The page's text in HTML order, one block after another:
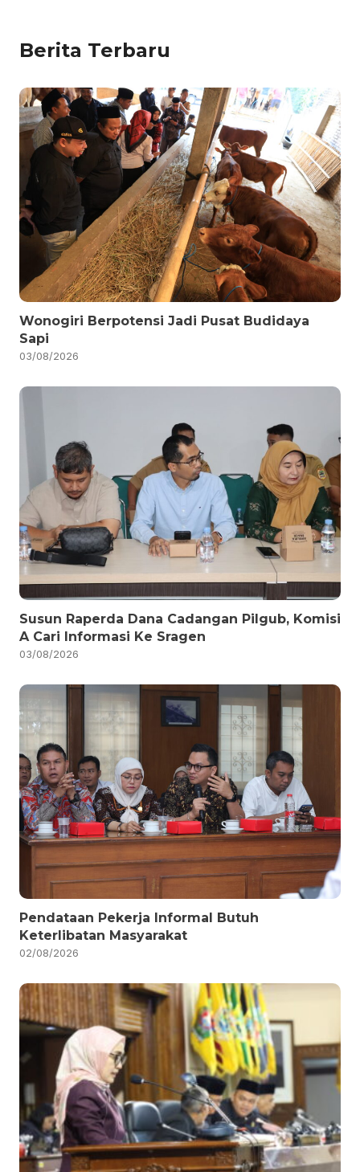
Berita Terbaru
Wonogiri Berpotensi Jadi Pusat Budidaya
Sapi
03/08/2026
Susun Raperda Dana Cadangan Pilgub, Komisi
A Cari Informasi Ke Sragen
03/08/2026
Pendataan Pekerja Informal Butuh
Keterlibatan Masyarakat
02/08/2026